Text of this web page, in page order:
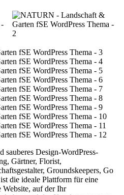
sauberes Design-WordPress-
Gärtner, Florist,
Groundskeepers, Go
die ideale Plattform für eine
Website, auf der Ihr